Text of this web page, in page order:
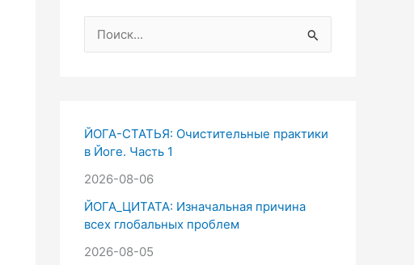
о
к
:
ЙОГА-СТАТЬЯ: Очистительные практики
в Йоге. Часть 1
2026-08-06
ЙОГА_ЦИТАТА: Изначальная причина
всех глобальных проблем
2026-08-05